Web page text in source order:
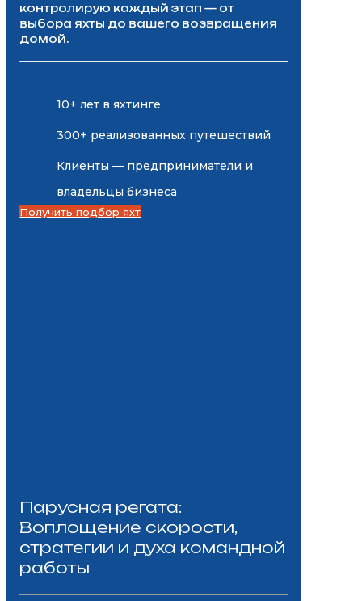
контролирую каждый этап — от
выбора яхты до вашего возвращения
домой.
10+ лет в яхтинге
300+ реализованных путешествий
Клиенты — предприниматели и
владельцы бизнеса
Получить подбор яхт
Парусная регата:
Воплощение скорости,
стратегии и духа командной
работы